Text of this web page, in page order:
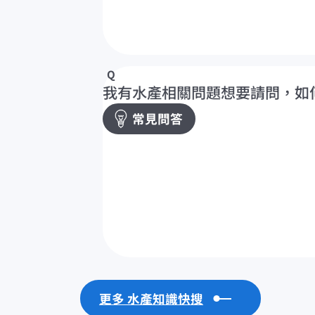
我有水產相關問題想要請問，如
常見問答
更多 水產知識快搜